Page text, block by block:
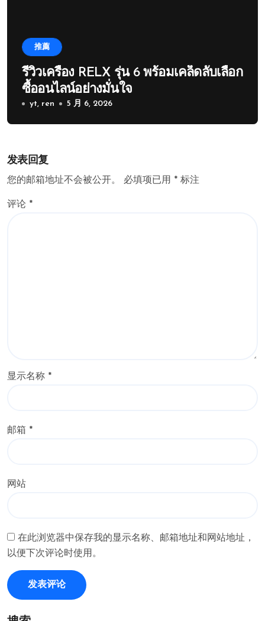
推薦
รีวิวเครื่อง RELX รุ่น 6 พร้อมเคล็ดลับเลือก
ซื้ออนไลน์อย่างมั่นใจ
yt, ren 5 月 6, 2026
发表回复
您的邮箱地址不会被公开。 必填项已用 * 标注
评论 *
显示名称 *
邮箱 *
网站
在此浏览器中保存我的显示名称、邮箱地址和网站地址，
以便下次评论时使用。